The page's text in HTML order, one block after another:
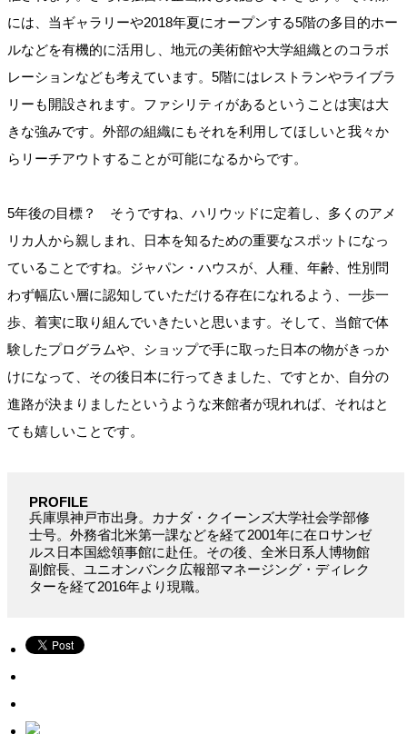
には、当ギャラリーや2018年夏にオープンする5階の多目的ホー
ルなどを有機的に活用し、地元の美術館や大学組織とのコラボ
レーションなども考えています。5階にはレストランやライブラ
リーも開設されます。ファシリティがあるということは実は大
きな強みです。外部の組織にもそれを利用してほしいと我々か
らリーチアウトすることが可能になるからです。
5年後の目標？ そうですね、ハリウッドに定着し、多くのアメ
リカ人から親しまれ、日本を知るための重要なスポットになっ
ていることですね。ジャパン・ハウスが、人種、年齢、性別問
わず幅広い層に認知していただける存在になれるよう、一歩一
歩、着実に取り組んでいきたいと思います。そして、当館で体
験したプログラムや、ショップで手に取った日本の物がきっか
けになって、その後日本に行ってきました、ですとか、自分の
進路が決まりましたというような来館者が現れれば、それはと
ても嬉しいことです。
PROFILE
兵庫県神戸市出身。カナダ・クイーンズ大学社会学部修
士号。外務省北米第一課などを経て2001年に在ロサンゼ
ルス日本国総領事館に赴任。その後、全米日系人博物館
副館長、ユニオンバンク広報部マネージング・ディレク
ターを経て2016年より現職。